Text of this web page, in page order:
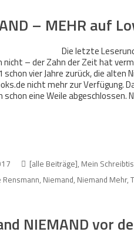
– MEHR auf
Die letzte
nicht – der Zahn der Zeit hat
vier Jahre zurück, die alten
nicht mehr zur
schon eine Weile
[alle Beiträge], Mein
Rensmann, Niemand, Niemand Mehr,
NIEMAND vor